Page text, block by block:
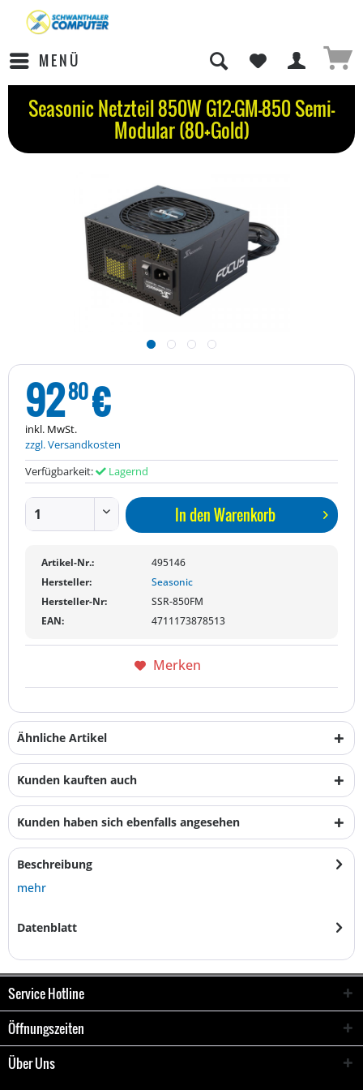
MENÜ
Seasonic Netzteil 850W G12-GM-850 Semi-
Modular (80+Gold)
9280€
inkl. MwSt.
zzgl. Versandkosten
Verfügbarkeit:
Lagernd
In denWarenkorb
Artikel-Nr.:
495146
Hersteller:
Seasonic
Hersteller-Nr:
SSR-850FM
EAN:
4711173878513
Merken
Ähnliche Artikel
Kunden kauften auch
Kunden haben sich ebenfalls angesehen
Beschreibung
mehr
Datenblatt
Service Hotline
Öffnungszeiten
Über Uns